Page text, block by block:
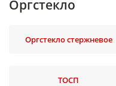
Оргстекло
Оргстекло стержневое
ТОСП